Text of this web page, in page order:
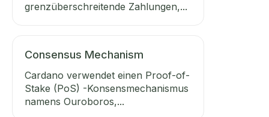
grenzüberschreitende Zahlungen,...
Consensus Mechanism
Cardano verwendet einen Proof-of-
Stake (PoS) -Konsensmechanismus
namens Ouroboros,...